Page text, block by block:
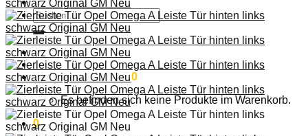
Suchen
nach:
Anmelden
Warenkorb /0,00€ 0
Es befinden sich keine Produkte im Warenkorb.
0